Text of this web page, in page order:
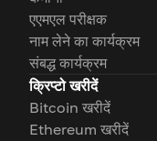
एएमएल परीक्षक
नाम लेने का कार्यक्रम
संबद्ध कार्यक्रम
क्रिप्टो खरीदें
Bitcoin खरीदें
Ethereum खरीदें